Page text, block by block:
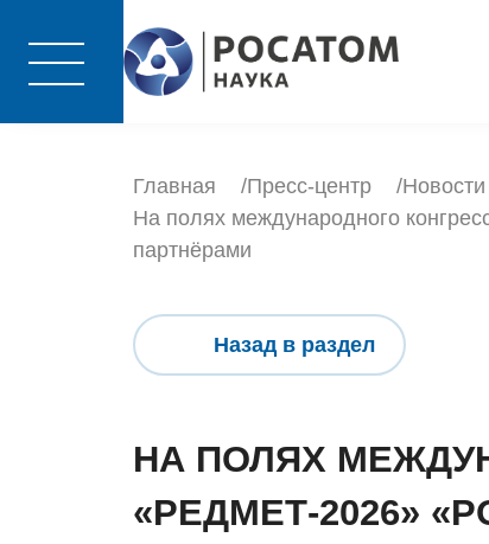
Главная Пресс-центр
Новости
На полях международного
партнёрами
Назад в раздел
НА ПОЛЯХ
«РЕДМЕТ-2026»